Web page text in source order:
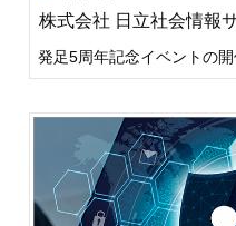
株式会社 日立社会情報
発足5周年記念イベントの